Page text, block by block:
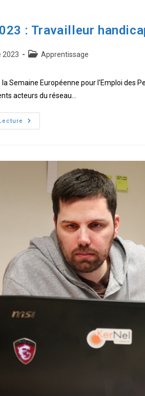
: Travailleur
2023
PostApprentissage
la Semaine Européenne pour l'Emploi des
acteurs du réseau…
2023
handicapé,
Enzo
s’épanouit
dans
livres